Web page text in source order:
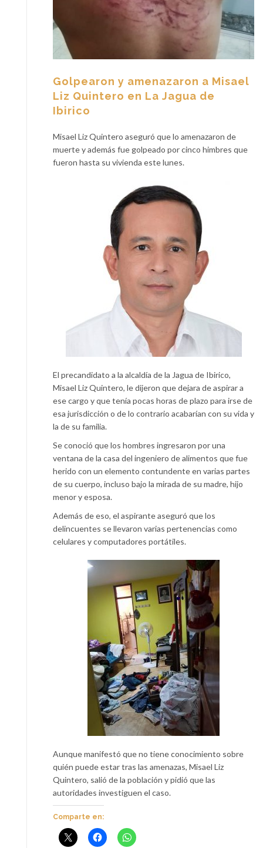
Golpearon y amenazaron a Misael
Liz Quintero en La Jagua de
Ibirico
Misael Liz Quintero aseguró que lo amenazaron de
muerte y además fue golpeado por cinco himbres que
fueron hasta su vivienda este lunes.
El precandidato a la alcaldía de la Jagua de Ibirico,
Misael Liz Quintero, le dijeron que dejara de aspirar a
ese cargo y que tenía pocas horas de plazo para irse de
esa jurisdicción o de lo contrario acabarían con su vida y
la de su familia.
Se conoció que los hombres ingresaron por una
ventana de la casa del ingeniero de alimentos que fue
herido con un elemento contundente en varias partes
de su cuerpo, incluso bajo la mirada de su madre, hijo
menor y esposa.
Además de eso, el aspirante aseguró que los
delincuentes se llevaron varias pertenencias como
celulares y computadores portátiles.
Aunque manifestó que no tiene conocimiento sobre
quién puede estar tras las amenazas, Misael Liz
Quintero, salió de la población y pidió que las
autoridades investiguen el caso.
Comparte en: